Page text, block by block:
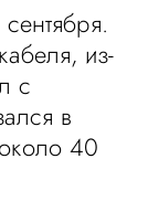
из-
с
в
40